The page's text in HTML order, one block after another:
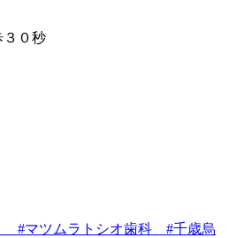
３０秒
#マツムラトシオ歯科 #千歳烏